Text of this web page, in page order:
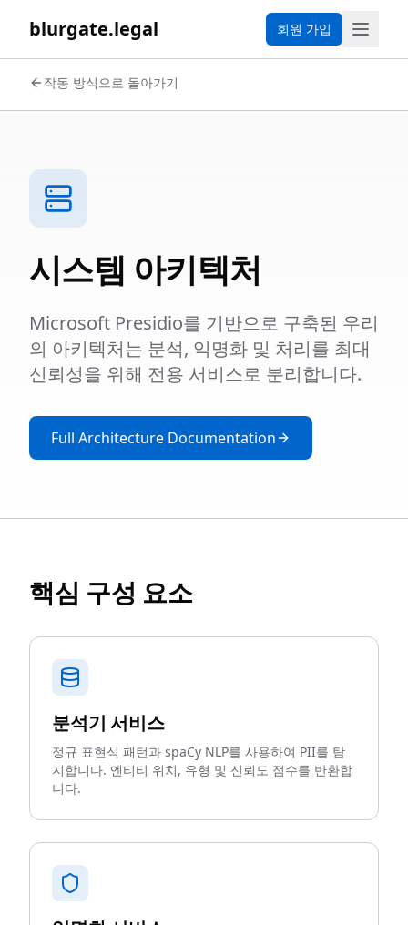
blurgate.legal 회원 가입
작동 방식으로 돌아가기
시스템 아키텍처
Microsoft Presidio를 기반으로 구축된 우리
의 아키텍처는 분석, 익명화 및 처리를 최대
신뢰성을 위해 전용 서비스로 분리합니다.
Full Architecture Documentation
핵심 구성 요소
분석기 서비스
정규 표현식 패턴과 spaCy NLP를 사용하여 PII를 탐
지합니다. 엔티티 위치, 유형 및 신뢰도 점수를 반환합
니다.